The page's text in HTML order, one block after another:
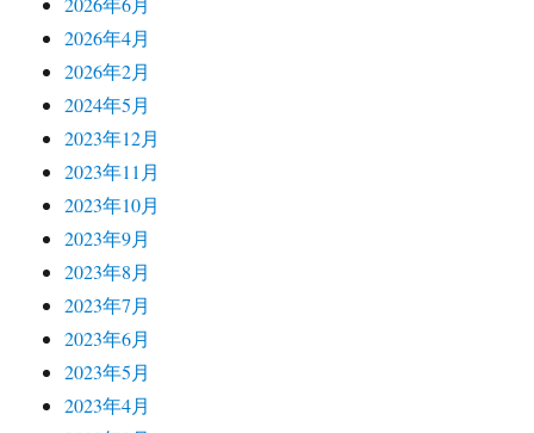
2026年4月
2026年2月
2024年5月
2023年12月
2023年11月
2023年10月
2023年9月
2023年8月
2023年7月
2023年6月
2023年5月
2023年4月